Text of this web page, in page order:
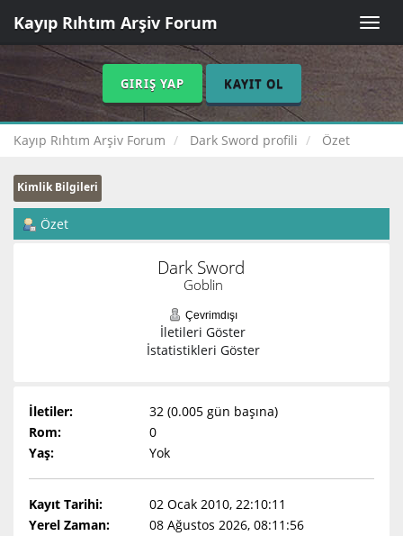
Toggle
Kayıp Rıhtım Arşiv Forum
GIRIŞ YAP KAYIT OL
Kayıp Rıhtım Arşiv Forum Dark Sword profili Özet
Kimlik Bilgileri
Özet
Dark Sword
Goblin
Çevrimdışı
İletileri Göster
İstatistikleri Göster
İletiler:
32 (0.005 gün başına)
Rom:
0
Yaş:
Yok
Kayıt Tarihi:
02 Ocak 2010, 22:10:11
Yerel Zaman:
08 Ağustos 2026, 08:11:56